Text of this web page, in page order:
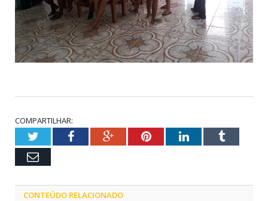
COMPARTILHAR:
TwitterFacebookGoogle+PinterestLinkedInTumblr
Email
CONTEÚDO RELACIONADO